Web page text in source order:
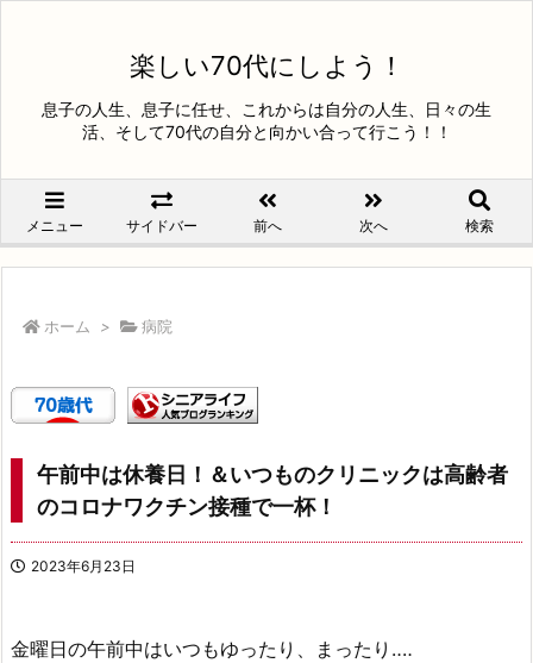
楽しい70代にしよう！
息子の人生、息子に任せ、これからは自分の人生、日々の生
活、そして70代の自分と向かい合って行こう！！
メニュー サイドバー 前へ 次へ 検索
ホーム > 病院
午前中は休養日！＆いつものクリニックは高齢者
のコロナワクチン接種で一杯！
2023年6月23日
金曜日の午前中はいつもゆったり、まったり‥‥